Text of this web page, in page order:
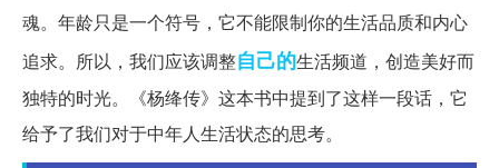
魂。年龄只是一个符号，它不能限制你的生活品质和内心
追求。所以，我们应该调整自己的生活频道，创造美好而
独特的时光。《杨绛传》这本书中提到了这样一段话，它
给予了我们对于中年人生活状态的思考。